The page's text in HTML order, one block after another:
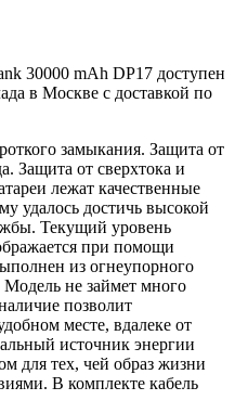
30000 mAh DP17 доступен
в Москве с доставкой по
замыкания. Защита от
Защита от сверхтока и
лежат качественные
удалось достичь высокой
Текущий уровень
при помощи
из огнеупорного
не займет много
позволит
месте, вдалеке от
источник энергии
для тех, чей образ жизни
В комплекте кабель